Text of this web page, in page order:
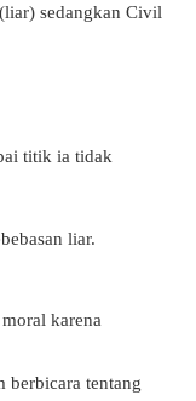
sedangkan Civil
titik ia tidak
liar.
karena
berbicara tentang